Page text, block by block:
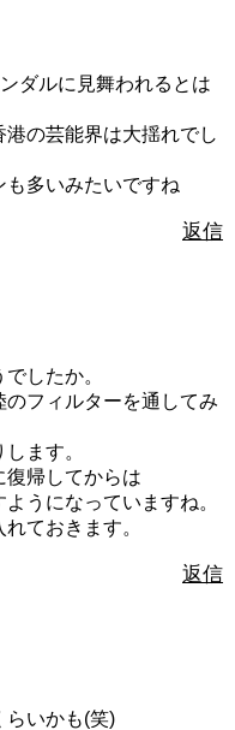
ダルに見舞われるとは
の芸能界は大揺れでし
多いみたいですね
返信
したか。
フィルターを通してみ
ます。
復帰してからは
うになっていますね。
ておきます。
返信
らいかも(笑)